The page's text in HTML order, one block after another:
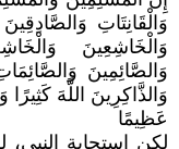
وَالْقَانِتَاتِ
وَالْخَاشِعِينَ
وَالصَّائِمِينَ
وَالذَّاكِرِينَ اللَّهَ
عَظِيمًا
لكن استجابة